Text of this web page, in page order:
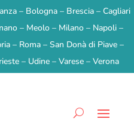
– Bologna – Brescia – Cagliari
– Meolo – Milano – Napoli –
– Roma – San Donà di Piave –
– Udine – Varese – Verona